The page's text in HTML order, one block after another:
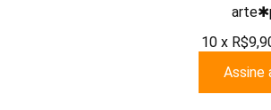
10 x
Assine